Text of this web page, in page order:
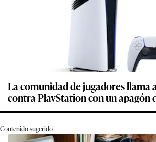
La comunidad de jugadores llama
contra PlayStation con un apagón
Contenido sugerido